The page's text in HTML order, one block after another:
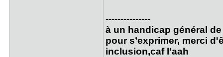
---------------
à un handicap général
pour s’exprimer, merci
inclusion,caf l'aah